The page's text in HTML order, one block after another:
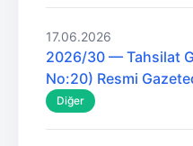
17.06.2026
2026/30 — Tahsilat
No:20) Resmi
Diğer